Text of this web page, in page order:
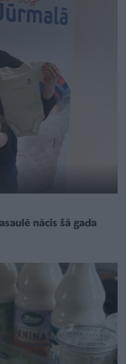
nācis šā gada